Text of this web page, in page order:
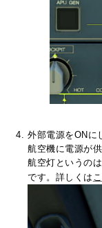
外部電源をONに
航空機に電源が
航空灯というの
です。詳しくは